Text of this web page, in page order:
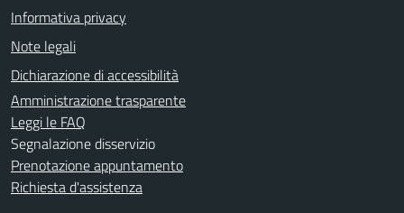
Informativa privacy
Note legali
Dichiarazione di accessibilità
Amministrazione trasparente
Leggi le FAQ
Segnalazione disservizio
Prenotazione appuntamento
Richiesta d'assistenza